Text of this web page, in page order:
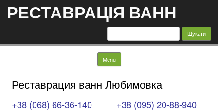
РЕСТАВРАЦІЯ ВАНН
Пошук:
Menu Skip to content
Реставрация ванн Любимовка
+38 (068) 66-36-140 +38 (095) 20-88-940